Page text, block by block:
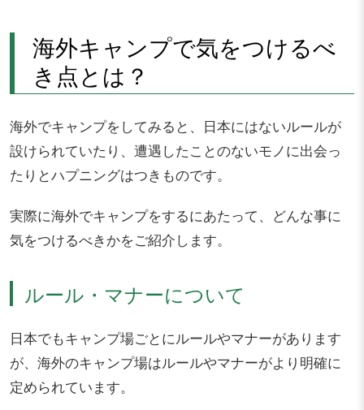
海外キャンプで気をつけるべ
き点とは？
海外でキャンプをしてみると、日本にはないルールが
設けられていたり、遭遇したことのないモノに出会っ
たりとハプニングはつきものです。
実際に海外でキャンプをするにあたって、どんな事に
気をつけるべきかをご紹介します。
ルール・マナーについて
日本でもキャンプ場ごとにルールやマナーがあります
が、海外のキャンプ場はルールやマナーがより明確に
定められています。